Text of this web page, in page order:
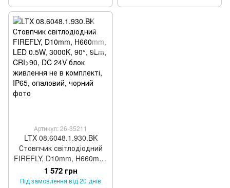
Артикул: 26-35211
LTX 08.6048.1.930.BK
Стовпчик світлодіодний
FIREFLY, D10mm, H660mm,
LED 0.5W, 3000K, 90°, 9Lm,
CRI>90, DC 24V блок
1 572 грн
Під замовлення від 20 днів